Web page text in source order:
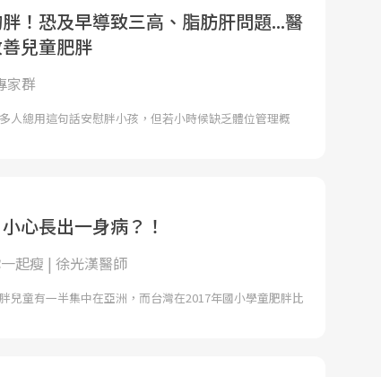
！恐及早導致三高、脂肪肝問題...醫
兒童肥胖
家群
人總用這句話安慰胖小孩，但若小時候缺乏體位管理概
心長出一身病？！
起瘦 | 徐光漢醫師
兒童有一半集中在亞洲，而台灣在2017年國小學童肥胖比